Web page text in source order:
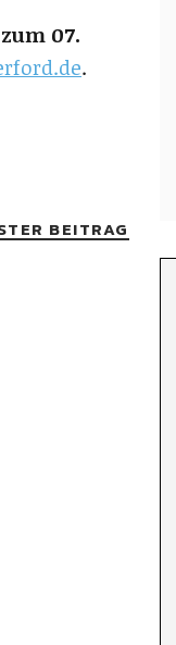
07.
.
BEITRAG